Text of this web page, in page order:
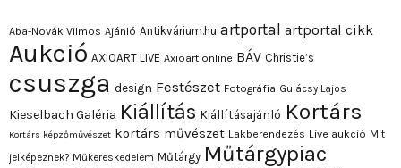
Aba-Novák Vilmos Ajánló Antikvárium.hu artportal artportal cikk
Aukció AXIOART LIVE Axioart online BÁV Christie’s
csuszga design Festészet Fotográfia Gulácsy Lajos
Kieselbach Galéria Kiállítás Kiállításajánló Kortárs
Kortárs képzőművészet kortárs művészet Lakberendezés Live aukció Mit
jelképeznek? Műkereskedelem Műtárgy Műtárgypiac